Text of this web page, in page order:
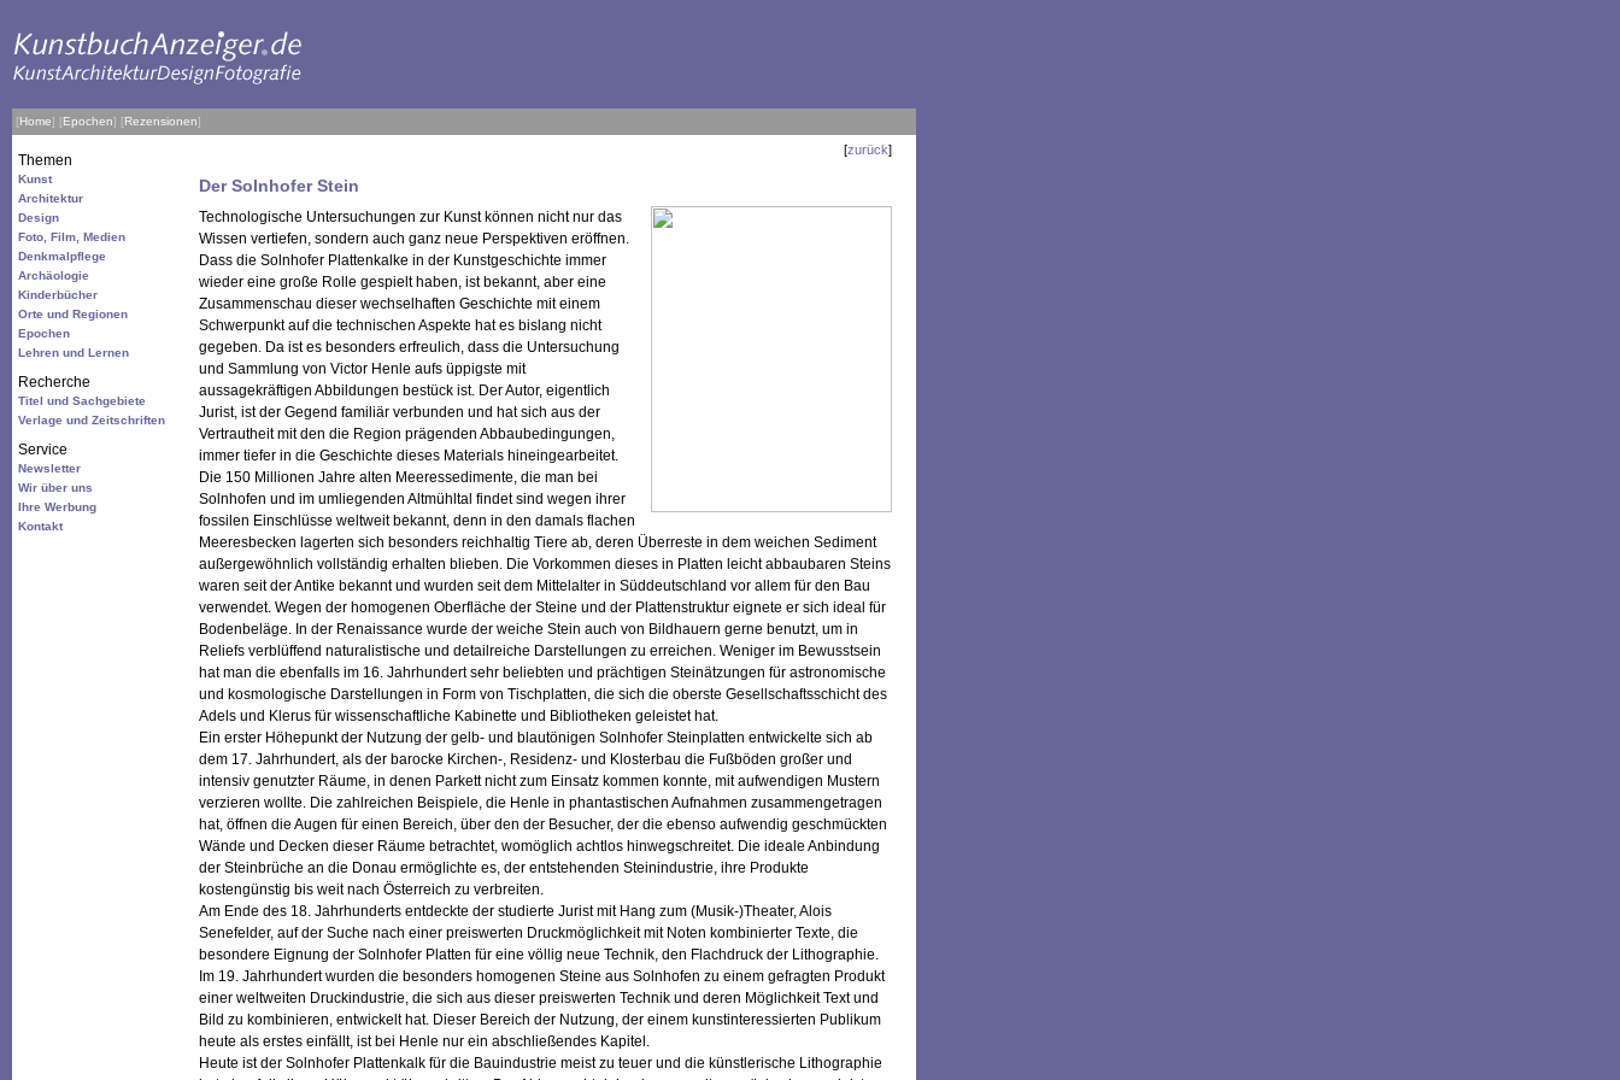
[Home] [Epochen] [Rezensionen]
Themen
Kunst
Architektur
Design
Foto, Film, Medien
Denkmalpflege
Archäologie
Kinderbücher
Orte und Regionen
Epochen
Lehren und Lernen
Recherche
Titel und Sachgebiete
Verlage und Zeitschriften
Service
Newsletter
Wir über uns
Ihre Werbung
Kontakt
[zurück]
Der Solnhofer Stein
Technologische Untersuchungen zur Kunst können nicht nur das
Wissen vertiefen, sondern auch ganz neue Perspektiven eröffnen.
Dass die Solnhofer Plattenkalke in der Kunstgeschichte immer
wieder eine große Rolle gespielt haben, ist bekannt, aber eine
Zusammenschau dieser wechselhaften Geschichte mit einem
Schwerpunkt auf die technischen Aspekte hat es bislang nicht
gegeben. Da ist es besonders erfreulich, dass die Untersuchung
und Sammlung von Victor Henle aufs üppigste mit
aussagekräftigen Abbildungen bestück ist. Der Autor, eigentlich
Jurist, ist der Gegend familiär verbunden und hat sich aus der
Vertrautheit mit den die Region prägenden Abbaubedingungen,
immer tiefer in die Geschichte dieses Materials hineingearbeitet.
Die 150 Millionen Jahre alten Meeressedimente, die man bei
Solnhofen und im umliegenden Altmühltal findet sind wegen ihrer
fossilen Einschlüsse weltweit bekannt, denn in den damals flachen
Meeresbecken lagerten sich besonders reichhaltig Tiere ab, deren Überreste in dem weichen Sediment
außergewöhnlich vollständig erhalten blieben. Die Vorkommen dieses in Platten leicht abbaubaren Steins
waren seit der Antike bekannt und wurden seit dem Mittelalter in Süddeutschland vor allem für den Bau
verwendet. Wegen der homogenen Oberfläche der Steine und der Plattenstruktur eignete er sich ideal für
Bodenbeläge. In der Renaissance wurde der weiche Stein auch von Bildhauern gerne benutzt, um in
Reliefs verblüffend naturalistische und detailreiche Darstellungen zu erreichen. Weniger im Bewusstsein
hat man die ebenfalls im 16. Jahrhundert sehr beliebten und prächtigen Steinätzungen für astronomische
und kosmologische Darstellungen in Form von Tischplatten, die sich die oberste Gesellschaftsschicht des
Adels und Klerus für wissenschaftliche Kabinette und Bibliotheken geleistet hat.
Ein erster Höhepunkt der Nutzung der gelb- und blautönigen Solnhofer Steinplatten entwickelte sich ab
dem 17. Jahrhundert, als der barocke Kirchen-, Residenz- und Klosterbau die Fußböden großer und
intensiv genutzter Räume, in denen Parkett nicht zum Einsatz kommen konnte, mit aufwendigen Mustern
verzieren wollte. Die zahlreichen Beispiele, die Henle in phantastischen Aufnahmen zusammengetragen
hat, öffnen die Augen für einen Bereich, über den der Besucher, der die ebenso aufwendig geschmückten
Wände und Decken dieser Räume betrachtet, womöglich achtlos hinwegschreitet. Die ideale Anbindung
der Steinbrüche an die Donau ermöglichte es, der entstehenden Steinindustrie, ihre Produkte
kostengünstig bis weit nach Österreich zu verbreiten.
Am Ende des 18. Jahrhunderts entdeckte der studierte Jurist mit Hang zum (Musik-)Theater, Alois
Senefelder, auf der Suche nach einer preiswerten Druckmöglichkeit mit Noten kombinierter Texte, die
besondere Eignung der Solnhofer Platten für eine völlig neue Technik, den Flachdruck der Lithographie.
Im 19. Jahrhundert wurden die besonders homogenen Steine aus Solnhofen zu einem gefragten Produkt
einer weltweiten Druckindustrie, die sich aus dieser preiswerten Technik und deren Möglichkeit Text und
Bild zu kombinieren, entwickelt hat. Dieser Bereich der Nutzung, der einem kunstinteressierten Publikum
heute als erstes einfällt, ist bei Henle nur ein abschließendes Kapitel.
Heute ist der Solnhofer Plattenkalk für die Bauindustrie meist zu teuer und die künstlerische Lithographie